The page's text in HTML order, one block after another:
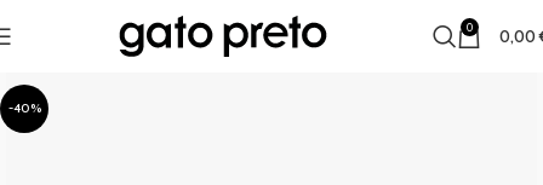
0 0,00
-40%